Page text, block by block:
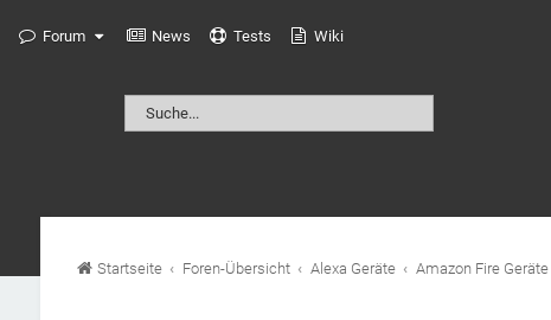
Forum News Tests Wiki
Startseite Foren-Übersicht Alexa Geräte Amazon Fire Geräte